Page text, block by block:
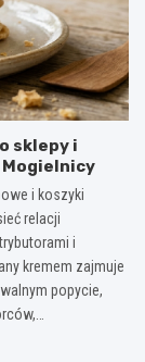
sklepy i
i koszyki
relacji
i
kremem zajmuje
popycie,